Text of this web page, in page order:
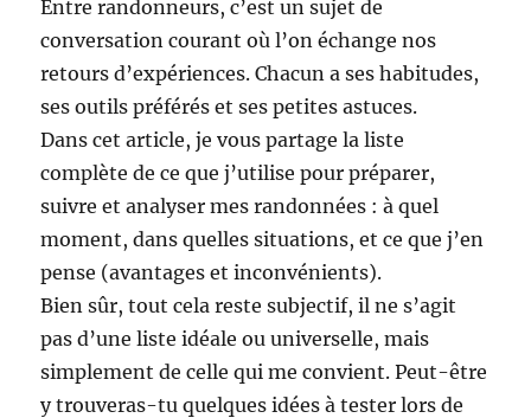
Entre randonneurs, c’est un sujet de
conversation courant où l’on échange nos
retours d’expériences. Chacun a ses habitudes,
ses outils préférés et ses petites astuces.
Dans cet article, je vous partage la liste
complète de ce que j’utilise pour préparer,
suivre et analyser mes randonnées : à quel
moment, dans quelles situations, et ce que j’en
pense (avantages et inconvénients).
Bien sûr, tout cela reste subjectif, il ne s’agit
pas d’une liste idéale ou universelle, mais
simplement de celle qui me convient. Peut-être
y trouveras-tu quelques idées à tester lors de